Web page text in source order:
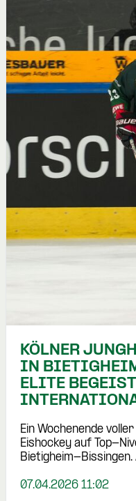
KÖLNER
IN
ELITE
Ein Wochenende
Eishockey auf Top-
Bietigheim-Bissingen.
07.04.2026 11:02